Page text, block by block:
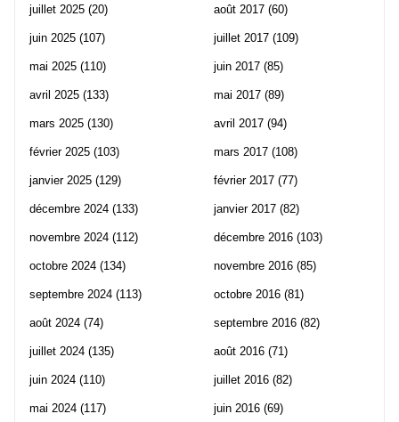
juillet 2025 (20)
juin 2025 (107)
mai 2025 (110)
avril 2025 (133)
mars 2025 (130)
février 2025 (103)
janvier 2025 (129)
décembre 2024 (133)
novembre 2024 (112)
octobre 2024 (134)
septembre 2024 (113)
août 2024 (74)
juillet 2024 (135)
juin 2024 (110)
mai 2024 (117)
août 2017 (60)
juillet 2017 (109)
juin 2017 (85)
mai 2017 (89)
avril 2017 (94)
mars 2017 (108)
février 2017 (77)
janvier 2017 (82)
décembre 2016 (103)
novembre 2016 (85)
octobre 2016 (81)
septembre 2016 (82)
août 2016 (71)
juillet 2016 (82)
juin 2016 (69)